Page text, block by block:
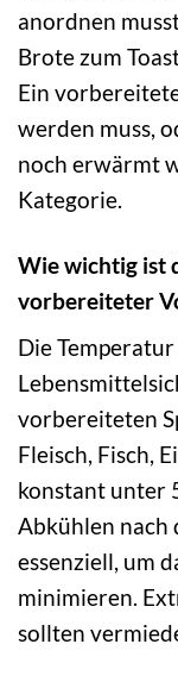
anordnen
Brote zum
Ein
werden muss,
noch erwärmt
Kategorie.
Wie wichtig ist
vorbereiteter
Die
vorbereiteten
Fleisch, Fisch,
konstant unter
Abkühlen nach
essenziell, um
minimieren.
sollten